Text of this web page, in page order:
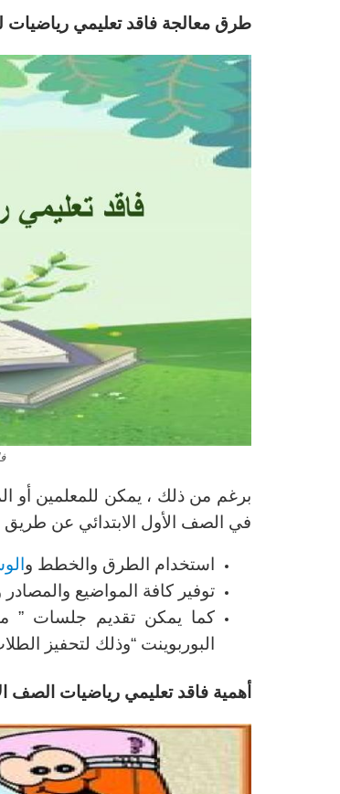
طرق معالجة فاقد تعليمي رياضيات
برغم من ذلك ، يمكن للمعلمين أو
في الصف الأول الابتدائي عن طريق
استخدام الطرق والخطط و
توفير كافة المواضيع والمصادر
كما يمكن تقديم جلسات ”
البوربوينت “وذلك لتحفيز
أهمية فاقد تعليمي رياضيات الصف